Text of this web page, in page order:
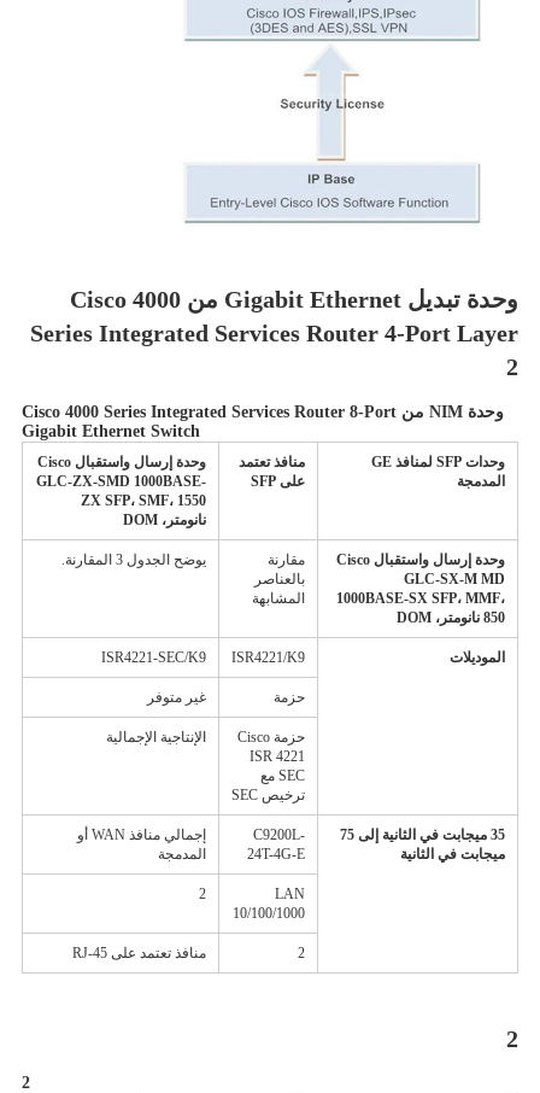
وحدة تبديل Gigabit Ethernet من Cisco 4000
Series Integrated Services Router 4-Port Layer
2
وحدة NIM من Cisco 4000 Series Integrated Services Router 8-Port
Gigabit Ethernet Switch
وحدات SFP لمنافذ GE
المدمجة
منافذ تعتمد
على SFP
وحدة إرسال واستقبال Cisco
GLC-ZX-SMD 1000BASE-
ZX SFP، SMF، 1550
نانومتر، DOM
وحدة إرسال واستقبال Cisco
GLC-SX-M MD
1000BASE-SX SFP، MMF،
850 نانومتر، DOM
مقارنة
بالعناصر
المشابهة
يوضح الجدول 3 المقارنة.
الموديلات ISR4221/K9
ISR4221-SEC/K9
حزمة غير متوفر
حزمة Cisco
ISR 4221
SEC مع
ترخيص SEC
الإنتاجية الإجمالية
35 ميجابت في الثانية إلى 75
ميجابت في الثانية
C9200L-
24T-4G-E
إجمالي منافذ WAN أو
المدمجة
LAN
10/100/1000
2
2 منافذ تعتمد على RJ-45
2
2